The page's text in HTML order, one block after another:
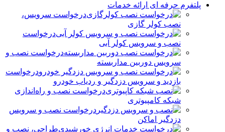
پلتفرم حرفه ای ارائه خدمات
درخواست سرویس،
نصب کولر گازی
درخواست
نصب و سرویس کولر آبی
درخواست نصب و
سرویس دوربین مداربسته
درخواست
بازدید و سرویس دزدگیر و ردیاب خودرو
درخواست نصب و راه‌اندازی
شبکه کامپیوتری
درخواست نصب و سرویس
دزدگیر اماکن
طراحی، نصب و